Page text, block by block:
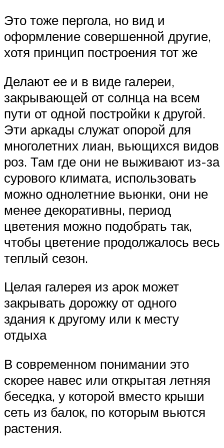
Это тоже пергола, но вид и
оформление совершенной другие,
хотя принцип построения тот же
Делают ее и в виде галереи,
закрывающей от солнца на всем
пути от одной постройки к другой.
Эти аркады служат опорой для
многолетних лиан, вьющихся видов
роз. Там где они не выживают из-за
сурового климата, использовать
можно однолетние вьюнки, они не
менее декоративны, период
цветения можно подобрать так,
чтобы цветение продолжалось весь
теплый сезон.
Целая галерея из арок может
закрывать дорожку от одного
здания к другому или к месту
отдыха
В современном понимании это
скорее навес или открытая летняя
беседка, у которой вместо крыши
сеть из балок, по которым вьются
растения.